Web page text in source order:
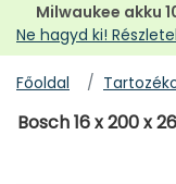
Milwaukee akku
Ne hagyd ki!
Főoldal
Bosch 16 x 200 x